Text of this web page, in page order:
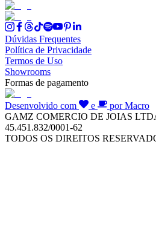
Dúvidas Frequentes
Política de Privacidade
Termos de Uso
Showrooms
Formas de pagamento
Desenvolvido com e
por Macro
GAMZ COMERCIO DE JOIAS
45.451.832/0001-62
TODOS OS DIREITOS